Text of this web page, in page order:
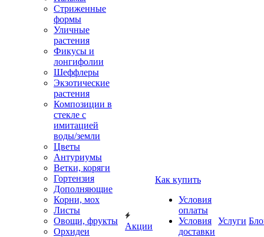
Стриженные
формы
Уличные
растения
Фикусы и
лонгифолии
Шеффлеры
Экзотические
растения
Композиции в
стекле с
имитацией
воды/земли
Цветы
Антуриумы
Ветки, коряги
Гортензия
Дополняющие
Корни, мох
Листы
Овощи, фрукты
Орхидеи
Акции
Как купить
Условия
оплаты
Условия
доставки
Услуги